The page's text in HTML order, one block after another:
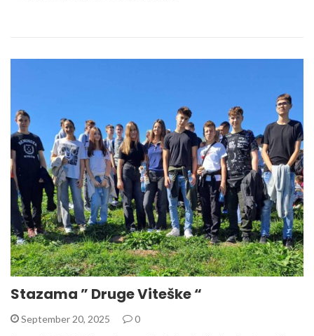
Stazama ” Druge Viteške “
September 20, 2025 0